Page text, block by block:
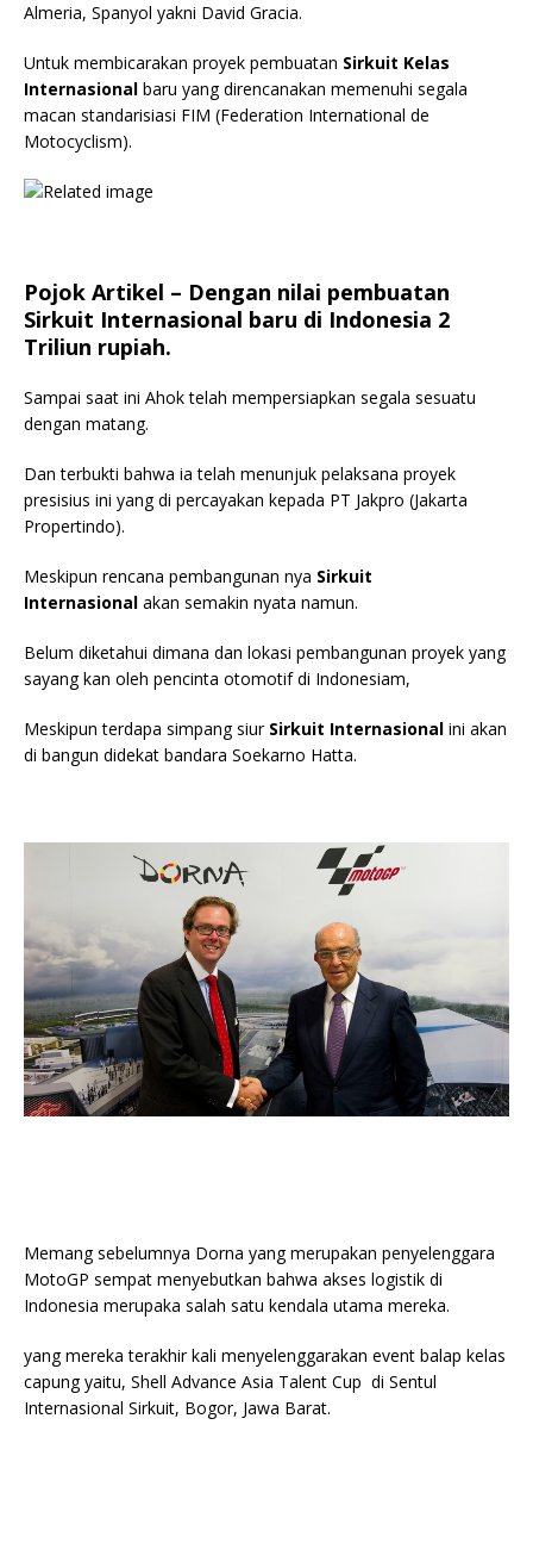
Almeria, Spanyol yakni David Gracia.
Untuk membicarakan proyek pembuatan Sirkuit Kelas
Internasional baru yang direncanakan memenuhi segala
macan standarisiasi FIM (Federation International de
Motocyclism).
Pojok Artikel – Dengan nilai pembuatan
Sirkuit Internasional baru di Indonesia 2
Triliun rupiah.
Sampai saat ini Ahok telah mempersiapkan segala sesuatu
dengan matang.
Dan terbukti bahwa ia telah menunjuk pelaksana proyek
presisius ini yang di percayakan kepada PT Jakpro (Jakarta
Propertindo).
Meskipun rencana pembangunan nya Sirkuit
Internasional akan semakin nyata namun.
Belum diketahui dimana dan lokasi pembangunan proyek yang
sayang kan oleh pencinta otomotif di Indonesiam,
Meskipun terdapa simpang siur Sirkuit Internasional ini akan
di bangun didekat bandara Soekarno Hatta.
Memang sebelumnya Dorna yang merupakan penyelenggara
MotoGP sempat menyebutkan bahwa akses logistik di
Indonesia merupaka salah satu kendala utama mereka.
yang mereka terakhir kali menyelenggarakan event balap kelas
capung yaitu, Shell Advance Asia Talent Cup di Sentul
Internasional Sirkuit, Bogor, Jawa Barat.